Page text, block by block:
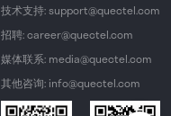
技术支持: support@quectel.com
招聘: career@quectel.com
媒体联系: media@quectel.com
其他咨询: info@quectel.com